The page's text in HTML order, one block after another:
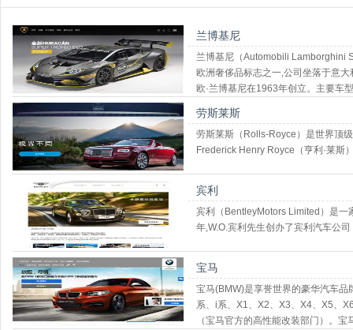
兰博基尼
兰博基尼（Automobili Lamborghini
欧洲奢侈品标志之一,公司坐落于意
欧·兰博基尼在1963年创立。主要车
劳斯莱斯
劳斯莱斯（Rolls-Royce）是世界顶
Frederick Henry Royce（亨利·莱斯
宾利
宾利（BentleyMotors Limited）是一
年,W.O.宾利先生创办了宾利汽车公司
宝马
宝马(BMW)是享誉世界的豪华汽车
系、i系、X1、X2、X3、X4、X5、
（宝马官方的高性能改装部门）。